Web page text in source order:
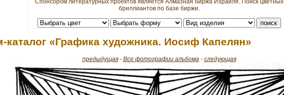
Спонсором литературных проектов является Алмазная биржа Израиля. Поиск цветных
бриллиантов по базе биржи.
каталог «Графика художника. Иосиф Капелян»
предыдущая- Все фотографии альбома - следующая